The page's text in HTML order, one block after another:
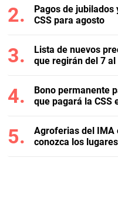
Pagos de jubilados
CSS para agosto
Lista de nuevos
que regirán del 7
Bono permanente
que pagará la CSS
Agroferias del IMA
conozca los